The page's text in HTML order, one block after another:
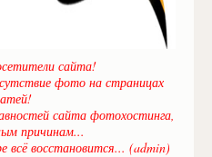
сайта!
фото на страницах
сайта фотохостинга,
причинам...
всё восстановится... (admin)